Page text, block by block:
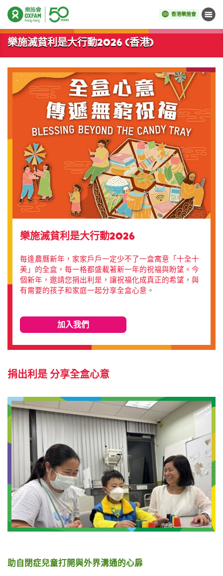
香港樂施會 目錄
開始主要內容
樂施滅貧利是大行動2026 (香港)
樂施滅貧利是大行動2026
每逢農曆新年，家家戶戶一定少不了一盒寓意「十全十
美」的全盒，每一格都盛載著新一年的祝福與盼望。今
個新年，邀請您捐出利是，讓祝福化成真正的希望，與
有需要的孩子和家庭一起分享全盒心意。
加入我們
捐出利是 分享全盒心意
助自閉症兒童打開與外界溝通的心扉